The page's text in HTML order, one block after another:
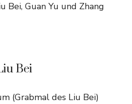
Bei, Guan Yu und Zhang
Bei
(Grabmal des Liu Bei)